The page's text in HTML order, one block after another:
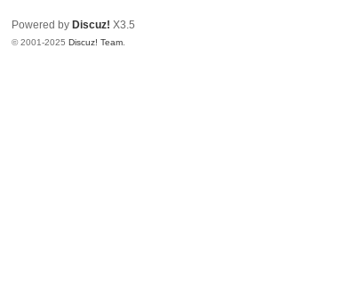
Powered by Discuz! X3.5
© 2001-2025Discuz! Team